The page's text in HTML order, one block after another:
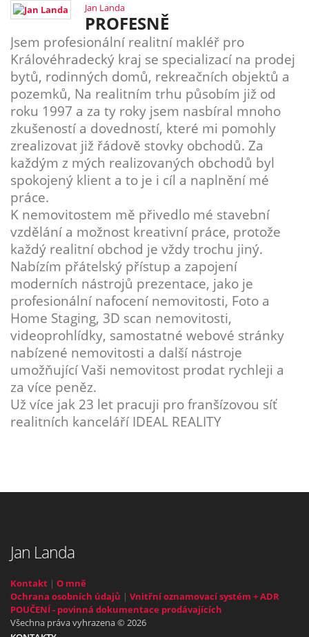
Jan Landa
PROFESNĚ
Jsem profesionální realitní makléř pro
Královéhradecký kraj se specializací na prodej
bytů, rodinných domů, rekreačních objektů a
pozemků, Na realitním trhu působím již od
roku 1997 a za ty roky jsem nasbíral mnoho
zkušeností a dovedností, které mi pomohly
zrealizovat již řádově stovky obchodů. Za
každým z mých realizovaných obchodů byl
spokojený klient a to je i cíl a naplnění mé
práce.
K nemovitostem mě přivedlo mé stavební
vzdělání a možnost kreativní práce, protože
každý realitní obchod je vždy trochu jiný.
Nabízím přátelský přístup a zapojení
moderních nástrojů prezentace, jako je
profesionální nafocení nemovitosti, Foto a
Home Staging, 3D scan nemovitosti,
videoprohlídky, samostatné webové stránky
nabízené nemovitosti a další nástroje
umožňující Vaši nemovitost prodat rychleji a
za více peněz.
Už více jak 23 let pracuji pro franšízovou síť
realitních kanceláří IDEAL REALITY
Jan Landa
Kontakt | O mně
Ochrana osobních údajů | Vnitřní oznamovací systém + ADR
POUČENÍ - povinná dokumentace prodávajících
Všechna práva vyhrazena © 2026